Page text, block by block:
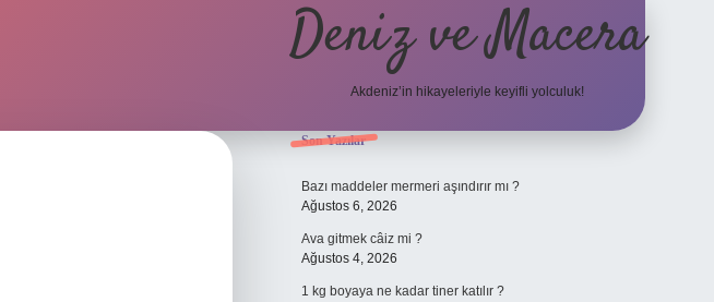
Deniz ve Macera
Akdeniz’in hikayeleriyle keyifli yolculuk!
Sidebar
Son Yazılar
Bazı maddeler mermeri aşındırır mı ?
Ağustos 6, 2026
Ava gitmek câiz mi ?
Ağustos 4, 2026
1 kg boyaya ne kadar tiner katılır ?